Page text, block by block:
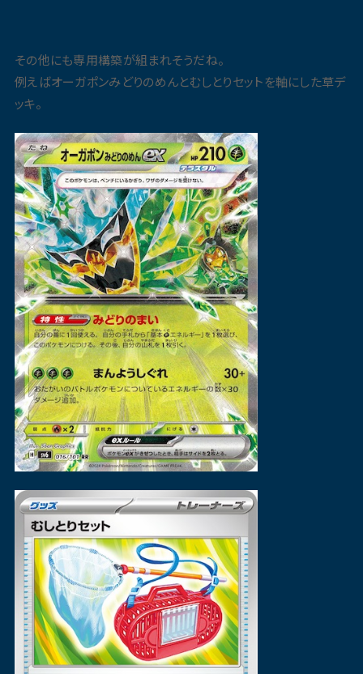
その他にも専用構築が組まれそうだね。
例えばオーガポンみどりのめんとむしとりセットを軸にした草デ
ッキ。